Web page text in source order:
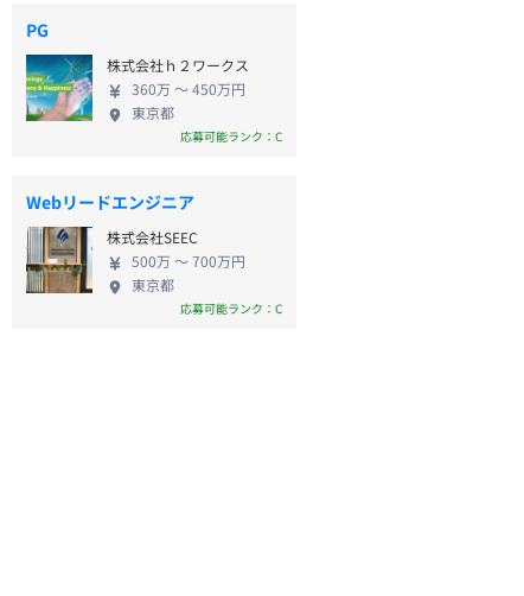
PG
株式会社ｈ２ワークス
360万 〜 450万円
東京都
応募可能ランク：C
Webリードエンジニア
株式会社SEEC
500万 〜 700万円
東京都
応募可能ランク：C